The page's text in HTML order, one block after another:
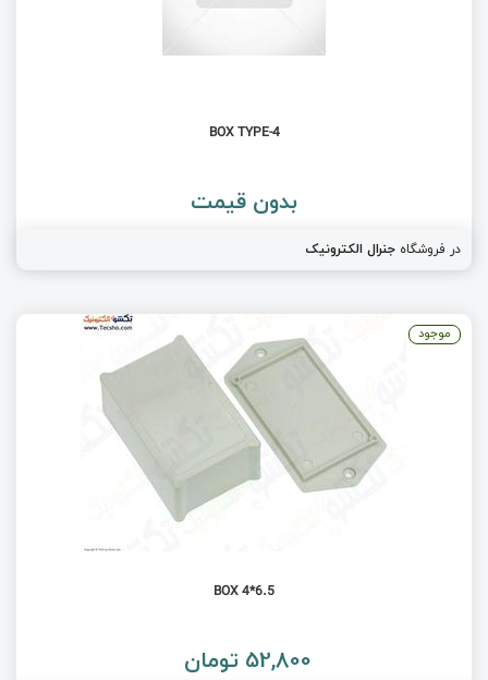
BOX TYPE-4
بدون قیمت
در فروشگاه جنرال الکترونیک
BOX 4*6.5
52,800 تومان
موجود